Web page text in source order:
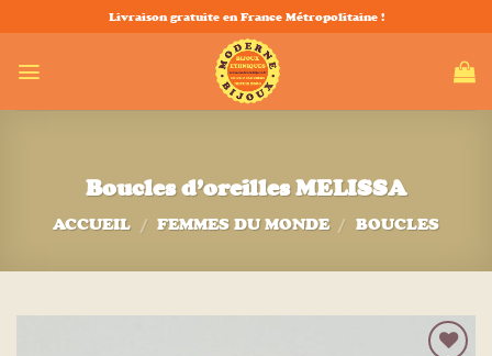
au
contenu
Livraison gratuite en France Métropolitaine !
Boucles d’oreilles MELISSA
ACCUEIL / FEMMES DU MONDE / BOUCLES